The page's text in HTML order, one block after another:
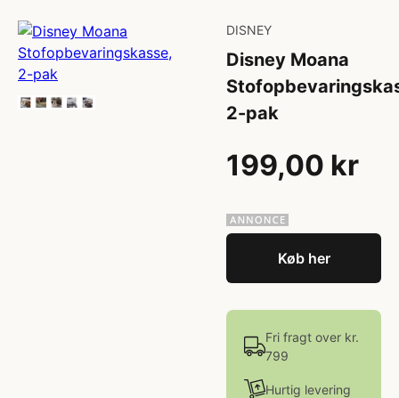
DISNEY
Disney Moana
2-pak
199,00 kr
Køb her
Fri fragt over kr.
799
Hurtig levering